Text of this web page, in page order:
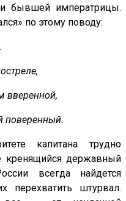
бывшей императрицы.
по этому поводу:
вверенной,
поверенный.
капитана трудно
кренящийся державный
всегда найдется
перехватить штурвал.